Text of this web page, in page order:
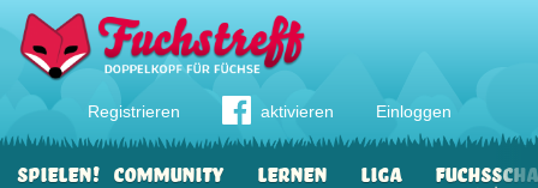
Registrieren aktivieren Einloggen
Community Lernen Liga
Spielen!